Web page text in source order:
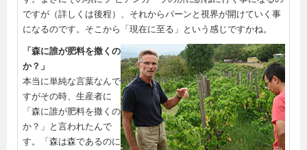
ですが（詳しくは後程）、それからパーンと視界が開けていく事
になるのです。そこから「現在に至る」という感じですかね。
「森に誰が肥料を撒くの
か？」
本当に単純な言葉なんで
すがその時、生産者に
「森に誰が肥料を撒くの
か？」と言われたんで
す。「森は森であるのに